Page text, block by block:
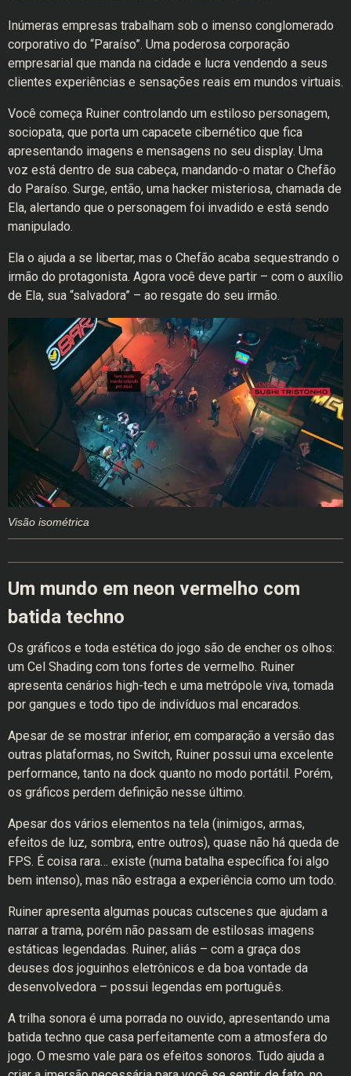
Inúmeras empresas trabalham sob o imenso conglomerado
corporativo do “Paraíso”. Uma poderosa corporação
empresarial que manda na cidade e lucra vendendo a seus
clientes experiências e sensações reais em mundos virtuais.
Você começa Ruiner controlando um estiloso personagem,
sociopata, que porta um capacete cibernético que fica
apresentando imagens e mensagens no seu display. Uma
voz está dentro de sua cabeça, mandando-o matar o Chefão
do Paraíso. Surge, então, uma hacker misteriosa, chamada de
Ela, alertando que o personagem foi invadido e está sendo
manipulado.
Ela o ajuda a se libertar, mas o Chefão acaba sequestrando o
irmão do protagonista. Agora você deve partir – com o auxílio
de Ela, sua “salvadora” – ao resgate do seu irmão.
Visão isométrica
Um mundo em neon vermelho com
batida techno
Os gráficos e toda estética do jogo são de encher os olhos:
um Cel Shading com tons fortes de vermelho. Ruiner
apresenta cenários high-tech e uma metrópole viva, tomada
por gangues e todo tipo de indivíduos mal encarados.
Apesar de se mostrar inferior, em comparação a versão das
outras plataformas, no Switch, Ruiner possui uma excelente
performance, tanto na dock quanto no modo portátil. Porém,
os gráficos perdem definição nesse último.
Apesar dos vários elementos na tela (inimigos, armas,
efeitos de luz, sombra, entre outros), quase não há queda de
FPS. É coisa rara… existe (numa batalha específica foi algo
bem intenso), mas não estraga a experiência como um todo.
Ruiner apresenta algumas poucas cutscenes que ajudam a
narrar a trama, porém não passam de estilosas imagens
estáticas legendadas. Ruiner, aliás – com a graça dos
deuses dos joguinhos eletrônicos e da boa vontade da
desenvolvedora – possui legendas em português.
A trilha sonora é uma porrada no ouvido, apresentando uma
batida techno que casa perfeitamente com a atmosfera do
jogo. O mesmo vale para os efeitos sonoros. Tudo ajuda a